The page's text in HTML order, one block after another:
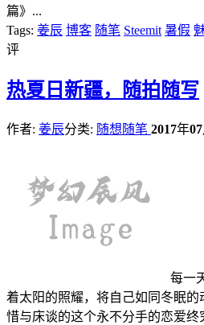
篇》...
Tags: 姜辰 博客 随笔 Steemit 暑假
评
热夏日新疆，随拍随写
作者: 姜辰分类: 随想随笔 2017年07
每一
着太阳的照耀，将自己如同冬眠
惜与床谈的这个永不分手的恋爱